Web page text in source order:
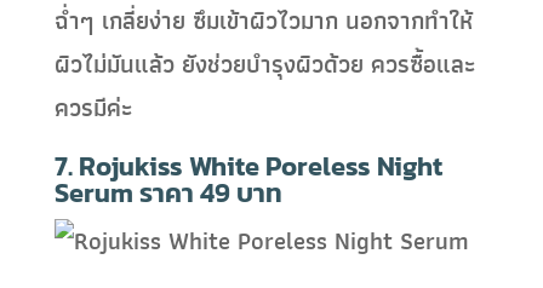
ฉ่ำๆ เกลี่ยง่าย ซึมเข้าผิวไวมาก นอกจากทำให้
ผิวไม่มันแล้ว ยังช่วยบำรุงผิวด้วย ควรซื้อและ
ควรมีค่ะ
7. Rojukiss White Poreless Night
Serum ราคา 49 บาท